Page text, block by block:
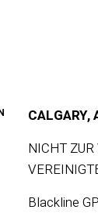
NICHT
Blackline